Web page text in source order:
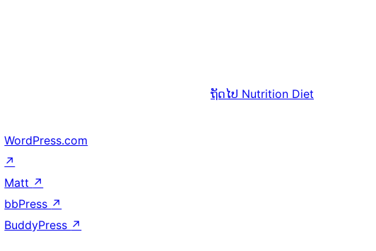
ຖັດໄປ Nutrition Diet
WordPress.com
↗
Matt ↗
bbPress ↗
BuddyPress ↗